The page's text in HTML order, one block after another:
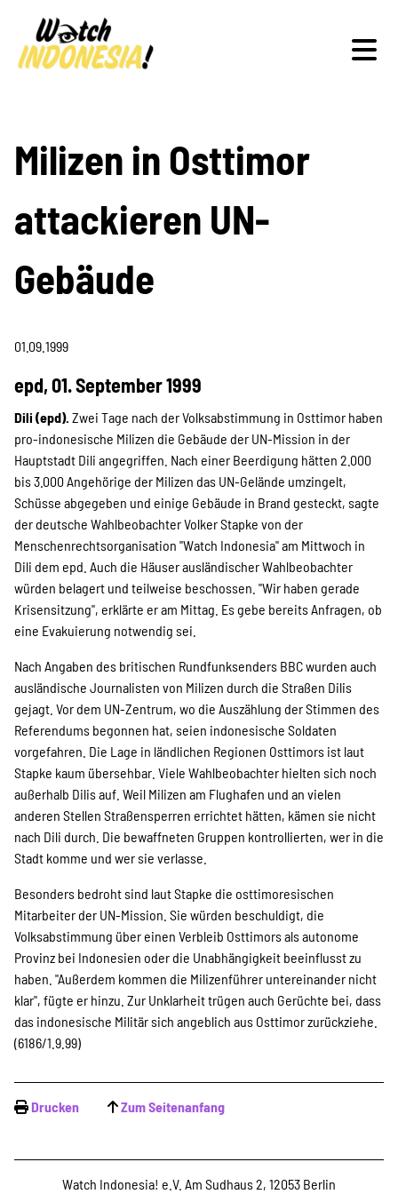
Schwerpunkte
Veranstaltungen
Projekte
Kampagne
Stellenangebote
Werde Mitglied
Newsletter abonnieren
SPENDEN
Über uns
Transparenz
Kontakt
english
Indonesian
Milizen in Osttimor
attackieren UN-
Gebäude
01.09.1999
epd, 01. September 1999
Dili (epd). Zwei Tage nach der Volksabstimmung in Osttimor haben
pro-indonesische Milizen die Gebäude der UN-Mission in der
Hauptstadt Dili angegriffen. Nach einer Beerdigung hätten 2.000
bis 3.000 Angehörige der Milizen das UN-Gelände umzingelt,
Schüsse abgegeben und einige Gebäude in Brand gesteckt, sagte
der deutsche Wahlbeobachter Volker Stapke von der
Menschenrechtsorganisation "Watch Indonesia" am Mittwoch in
Dili dem epd. Auch die Häuser ausländischer Wahlbeobachter
würden belagert und teilweise beschossen. "Wir haben gerade
Krisensitzung", erklärte er am Mittag. Es gebe bereits Anfragen, ob
eine Evakuierung notwendig sei.
Nach Angaben des britischen Rundfunksenders BBC wurden auch
ausländische Journalisten von Milizen durch die Straßen Dilis
gejagt. Vor dem UN-Zentrum, wo die Auszählung der Stimmen des
Referendums begonnen hat, seien indonesische Soldaten
vorgefahren. Die Lage in ländlichen Regionen Osttimors ist laut
Stapke kaum übersehbar. Viele Wahlbeobachter hielten sich noch
außerhalb Dilis auf. Weil Milizen am Flughafen und an vielen
anderen Stellen Straßensperren errichtet hätten, kämen sie nicht
nach Dili durch. Die bewaffneten Gruppen kontrollierten, wer in die
Stadt komme und wer sie verlasse.
Besonders bedroht sind laut Stapke die osttimoresischen
Mitarbeiter der UN-Mission. Sie würden beschuldigt, die
Volksabstimmung über einen Verbleib Osttimors als autonome
Provinz bei Indonesien oder die Unabhängigkeit beeinflusst zu
haben. "Außerdem kommen die Milizenführer untereinander nicht
klar", fügte er hinzu. Zur Unklarheit trügen auch Gerüchte bei, dass
das indonesische Militär sich angeblich aus Osttimor zurückziehe.
(6186/1.9.99)
Drucken Zum Seitenanfang
Watch Indonesia! e.V. Am Sudhaus 2, 12053 Berlin